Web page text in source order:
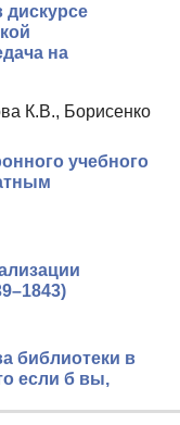
дискурсе
на
К.В., Борисенко
учебного
библиотеки в
если б вы,